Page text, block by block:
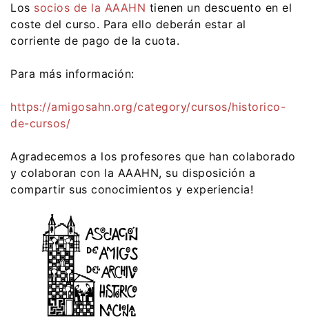
Los socios de la AAAHN tienen un descuento en el
coste del curso. Para ello deberán estar al
corriente de pago de la cuota.
Para más información:
https://amigosahn.org/category/cursos/historico-
de-cursos/
Agradecemos a los profesores que han colaborado
y colaboran con la AAAHN, su disposición a
compartir sus conocimientos y experiencia!